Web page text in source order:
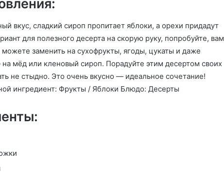
вкус, сладкий сироп пропитает яблоки, а орехи придадут
для полезного десерта на скорую руку, попробуйте, вам
заменить на сухофрукты, ягоды, цукаты и даже
мёд или кленовый сироп. Порадуйте этим десертом своих
не стыдно. Это очень вкусно — идеальное сочетание!
ингредиент: Фрукты / Яблоки Блюдо: Десерты